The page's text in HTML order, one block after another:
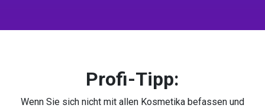
Profi-Tipp:
Wenn Sie sich nicht mit allen Kosmetika befassen und